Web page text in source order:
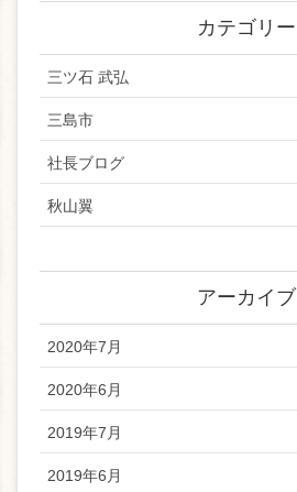
カテゴリー
三ツ石 武弘
三島市
社長ブログ
秋山翼
アーカイブ
2020年7月
2020年6月
2019年7月
2019年6月